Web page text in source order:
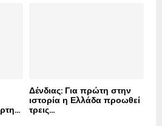
Δένδιας: Για πρώτη στην
ιστορία η Ελλάδα προωθεί
τρεις...